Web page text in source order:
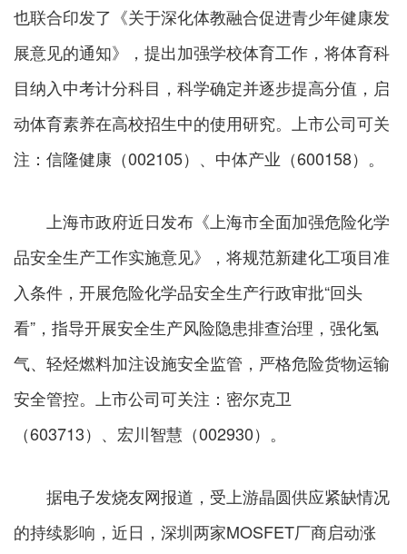
也联合印发了《关于深化体教融合促进青少年健康发
展意见的通知》，提出加强学校体育工作，将体育科
目纳入中考计分科目，科学确定并逐步提高分值，启
动体育素养在高校招生中的使用研究。上市公司可关
注：信隆健康（002105）、中体产业（600158）。
上海市政府近日发布《上海市全面加强危险化学
品安全生产工作实施意见》，将规范新建化工项目准
入条件，开展危险化学品安全生产行政审批“回头
看”，指导开展安全生产风险隐患排查治理，强化氢
气、轻烃燃料加注设施安全监管，严格危险货物运输
安全管控。上市公司可关注：密尔克卫
（603713）、宏川智慧（002930）。
据电子发烧友网报道，受上游晶圆供应紧缺情况
的持续影响，近日，深圳两家MOSFET厂商启动涨